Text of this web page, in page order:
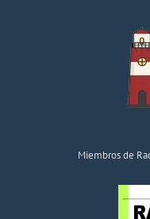
Miembros de